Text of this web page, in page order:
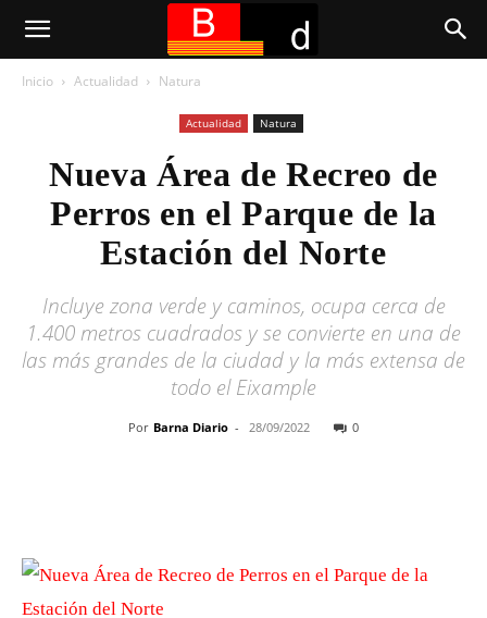
Inicio Actualidad Natura
Actualidad Natura
Nueva Área de Recreo de
Perros en el Parque de la
Estación del Norte
Incluye zona verde y caminos, ocupa cerca de
1.400 metros cuadrados y se convierte en una de
las más grandes de la ciudad y la más extensa de
todo el Eixample
Por Barna Diario - 28/09/2022 0